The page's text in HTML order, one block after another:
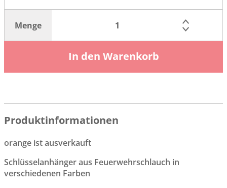
Menge
In den Warenkorb
Produktinformationen
orange ist ausverkauft
Schlüsselanhänger aus Feuerwehrschlauch in
verschiedenen Farben